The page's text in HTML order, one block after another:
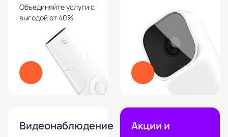
Объединяйте услуги с
выгодой от 40%
Видеонаблюдение
Акции и